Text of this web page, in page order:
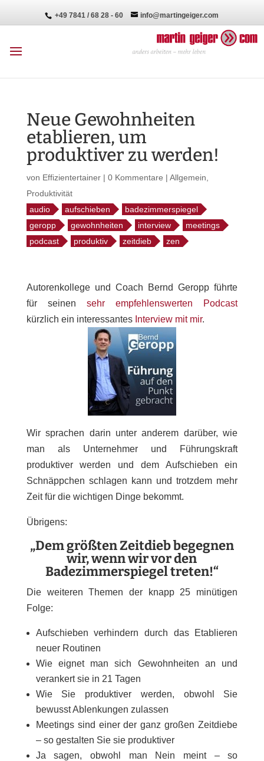
+49 7841 / 68 28 - 60 info@martingeiger.com
Neue Gewohnheiten
etablieren, um
produktiver zu werden!
von Effizientertainer| 0 Kommentare | Allgemein
Produktivität
audio
aufschieben
badezimmerspiegel
geropp
gewohnheiten interview
meetings
podcast
produktiv zeitdieb zen
Autorenkollege und Coach Bernd Geropp führte
für seinen sehr empfehlenswerten Podcast
kürzlich ein interessantes Interview mit mir.
Wir sprachen darin unter anderem darüber, wie
man als Unternehmer und Führungskraft
produktiver werden und dem Aufschieben ein
Schnäppchen schlagen kann und trotzdem mehr
Zeit für die wichtigen Dinge bekommt.
Übrigens:
„Dem größten Zeitdieb begegnen
wir, wenn wir vor den
Badezimmerspiegel treten!“
Die weiteren Themen der knapp 25 minütigen
Folge:
Aufschieben verhindern durch das Etablieren
neuer Routinen
Wie eignet man sich Gewohnheiten an und
verankert sie in 21 Tagen
Wie Sie produktiver werden, obwohl Sie
bewusst Ablenkungen zulassen
Meetings sind einer der ganz großen Zeitdiebe
– so gestalten Sie sie produktiver
Ja sagen, obwohl man Nein meint – so